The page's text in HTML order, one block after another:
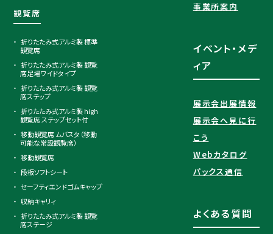
観覧席
折りたたみ式アルミ製 標準
観覧席
折りたたみ式アルミ製 観覧
席足場ワイドタイプ
折りたたみ式アルミ製 観覧
席ステップ
折りたたみ式アルミ製 high
観覧席 ステップセット付
移動観覧席 ムバスタ（移動
可能な常設観覧席）
移動観覧席
段板ソフトシート
セーフティエンドゴムキャップ
収納キャリィ
折りたたみ式アルミ製 観覧
席ステージ
事業所案内
イベント・メデ
ィア
展示会出展情報
展示会へ見に行
こう
Webカタログ
パックス通信
よくある質問